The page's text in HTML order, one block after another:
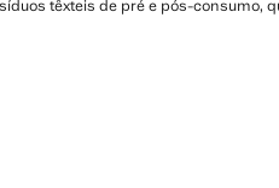
têxteis de pré e pós-consumo,